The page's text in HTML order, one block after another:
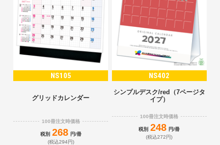
NS105
グリッドカレンダー
100冊注文時価格
税別 268 円/冊
(税込294円)
NS402
シンプルデスク/red（7ページタ
イプ）
100冊注文時価格
税別 248 円/冊
(税込272円)